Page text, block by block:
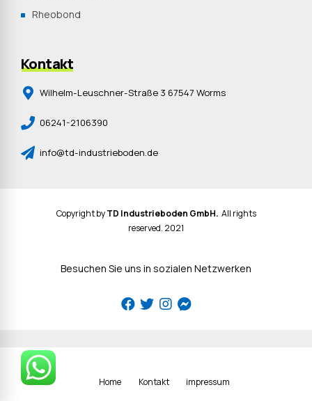
Rheobond
Kontakt
Wilhelm-Leuschner-Straße 3 67547 Worms
06241-2106390
info@td-industrieboden.de
Copyright byTD Industrieboden GmbH. All rights
reserved. 2021
Besuchen Sie uns in sozialen Netzwerken
Home Kontakt impressum